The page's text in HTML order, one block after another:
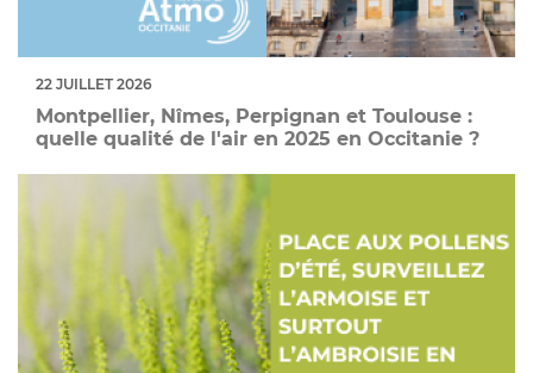
22 JUILLET 2026
Montpellier, Nîmes, Perpignan et Toulouse :
quelle qualité de l'air en 2025 en Occitanie ?